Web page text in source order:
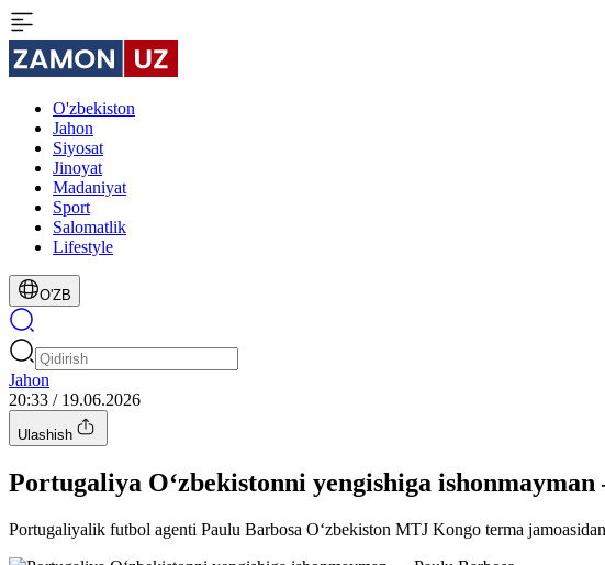
O'zbekiston
Jahon
Siyosat
Jinoyat
Madaniyat
Sport
Salomatlik
Lifestyle
O'ZB
Jahon
20:33 / 19.06.2026
Ulashish
Portugaliya O‘zbekistonni yengishiga
Portugaliyalik futbol agenti Paulu Barbosa O‘zbekiston MTJ Kongo terma